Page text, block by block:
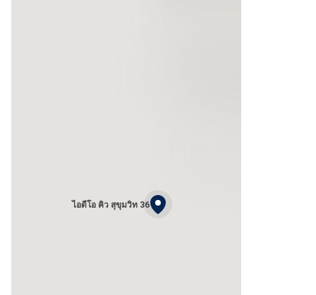
ไอดีโอ คิว สุขุมวิท 36